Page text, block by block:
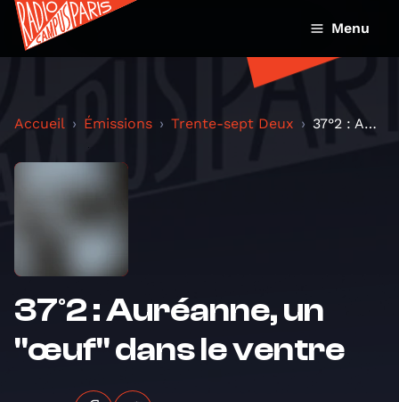
Menu
Accueil Émissions Trente-sept Deux 37°2 : Auréanne, un "œuf" dans le ventre
37°2 : Auréanne, un
"œuf" dans le ventre